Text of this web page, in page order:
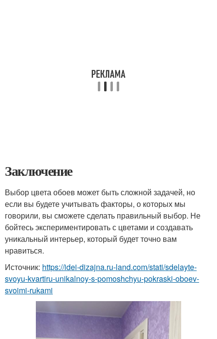
Заключение
Выбор цвета обоев может быть сложной задачей, но
если вы будете учитывать факторы, о которых мы
говорили, вы сможете сделать правильный выбор. Не
бойтесь экспериментировать с цветами и создавать
уникальный интерьер, который будет точно вам
нравиться.
Источник: https://idei-dizajna.ru-land.com/stati/sdelayte-
svoyu-kvartiru-unikalnoy-s-pomoshchyu-pokraski-oboev-
svoimi-rukami